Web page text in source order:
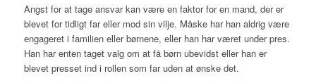
Angst for at tage ansvar kan være en faktor for en mand, der er
blevet for tidligt far eller mod sin vilje. Måske har han aldrig være
engageret i familien eller børnene, eller han har været under pres.
Han har enten taget valg om at få børn ubevidst eller han er
blevet presset ind i rollen som far uden at ønske det.